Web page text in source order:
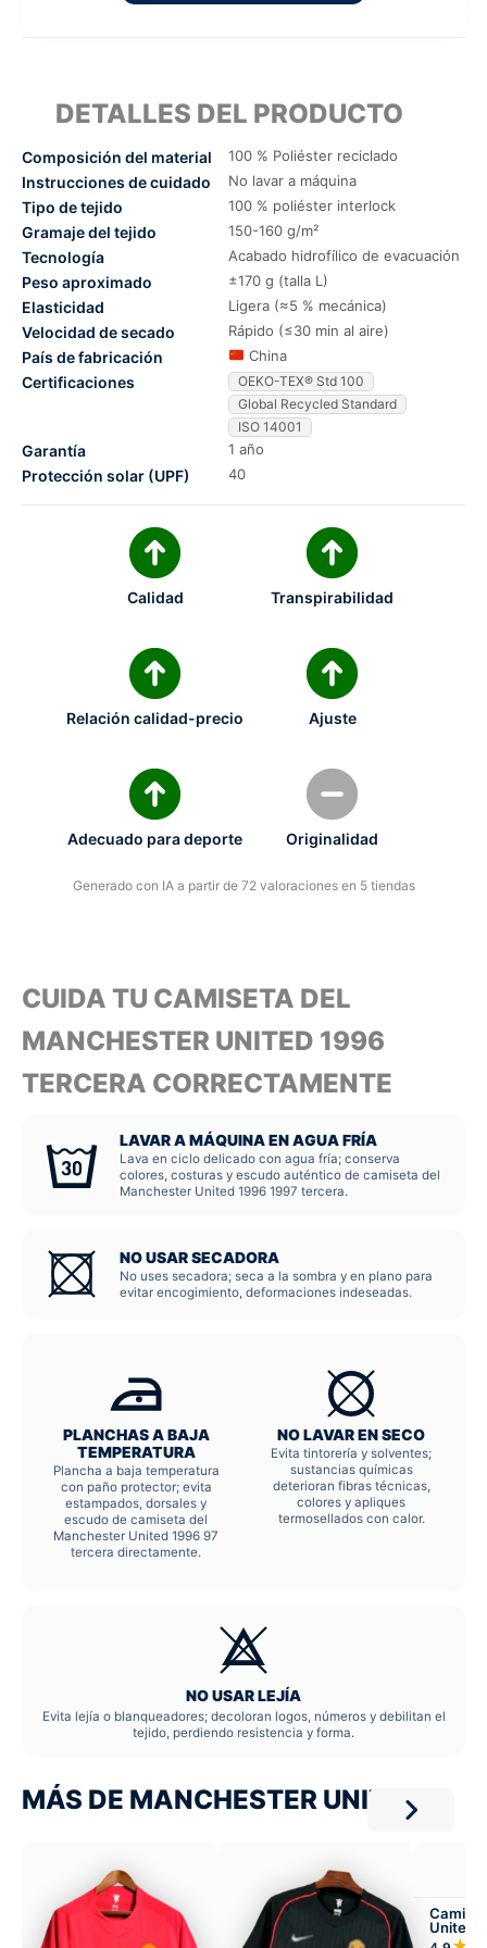
DETALLES DEL PRODUCTO
Composición del material 100 % Poliéster reciclado
Instrucciones de cuidado No lavar a máquina
Tipo de tejido 100 % poliéster interlock
Gramaje del tejido 150-160 g/m²
Tecnología Acabado hidrofílico de evacuación
Peso aproximado ±170 g (talla L)
Elasticidad Ligera (≈5 % mecánica)
Velocidad de secado Rápido (≤30 min al aire)
País de fabricación China
Certificaciones
OEKO-TEX® Std 100
Global Recycled Standard
ISO 14001
Garantía 1 año
Protección solar (UPF) 40
Calidad Transpirabilidad
Relación calidad-precio Ajuste
Adecuado para deporte Originalidad
Generado con IA a partir de 72 valoraciones en 5 tiendas
CUIDA TU CAMISETA DEL
MANCHESTER UNITED 1996
TERCERA CORRECTAMENTE
LAVAR A MÁQUINA EN AGUA FRÍA
Lava en ciclo delicado con agua fría; conserva
colores, costuras y escudo auténtico de camiseta del
Manchester United 1996 1997 tercera.
NO USAR SECADORA
No uses secadora; seca a la sombra y en plano para
evitar encogimiento, deformaciones indeseadas.
PLANCHAS A BAJA
TEMPERATURA
Plancha a baja temperatura
con paño protector; evita
estampados, dorsales y
escudo de camiseta del
Manchester United 1996 97
tercera directamente.
NO LAVAR EN SECO
Evita tintorería y solventes;
sustancias químicas
deterioran fibras técnicas,
colores y apliques
termosellados con calor.
NO USAR LEJÍA
Evita lejía o blanqueadores; decoloran logos, números y debilitan el
tejido, perdiendo resistencia y forma.
MÁS DE MANCHESTER UNITED
United